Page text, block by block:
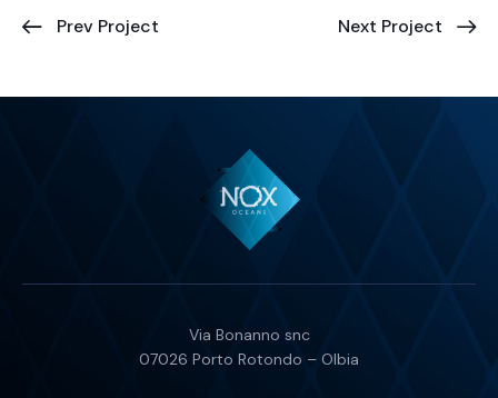
Prev Project Next Project
Via Bonanno snc
07026 Porto Rotondo – Olbia